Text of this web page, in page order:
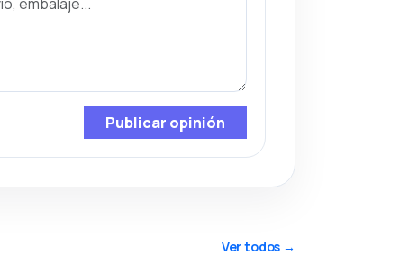
Publicar opinión
Ver todos →